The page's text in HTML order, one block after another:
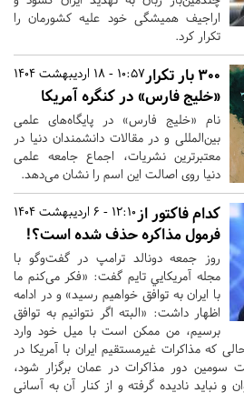
اراجیف همیشگی خود علیه کشورمان را
تکرار کرد.
10:57 - 18 اردیبهشت 1404 ۳۰۰ بار تکرار
«خلیج فارس» در کنگره آمریکا
نام «خلیج فارس» در پایگاه‌های علمی
بین‌المللی و در مقالات دانشمندان دنیا در
معتبرترین نشریات،‌ اجماع جامعه علمی
دنیا روی اصالت این اسم را نشان می‌دهد.
12:10 - 6 اردیبهشت 1404 کدام فاکتور از
فرمول مذاکره حذف شده است؟!
روز جمعه دونالد ترامپ در گفت‌و‌گو با
مجله آمریکایي تایم گفت‌: «‌فکر می‌کنم ما
با ایران به توافق خواهیم رسید‌» و در ادامه
اظهار داشت‌: «البته اگر نتوانیم به توافق
برسیم، من ممکن است با میل خود وارد
که مذاکرات غیر‌مستقیم ایران با آمریکا در
سومین دور مذاکرات در عمان برگزار شود،
و نباید نادیده گرفته و از کنار آن به آسانی